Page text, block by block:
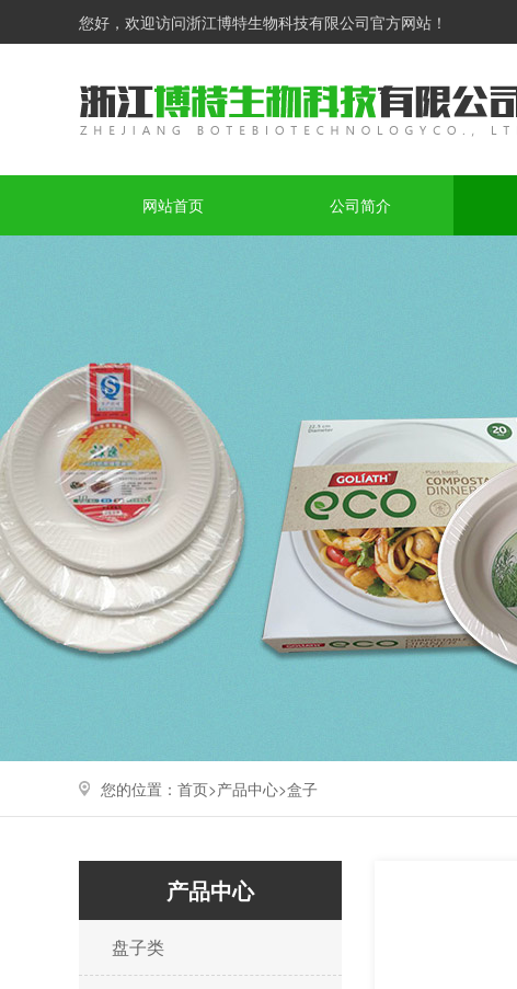
您好，欢迎访问浙江博特生物科技有限公司官方网站！
网站首页 公司简介
您的位置： 首页>产品中心>盒子
产品中心
盘子类